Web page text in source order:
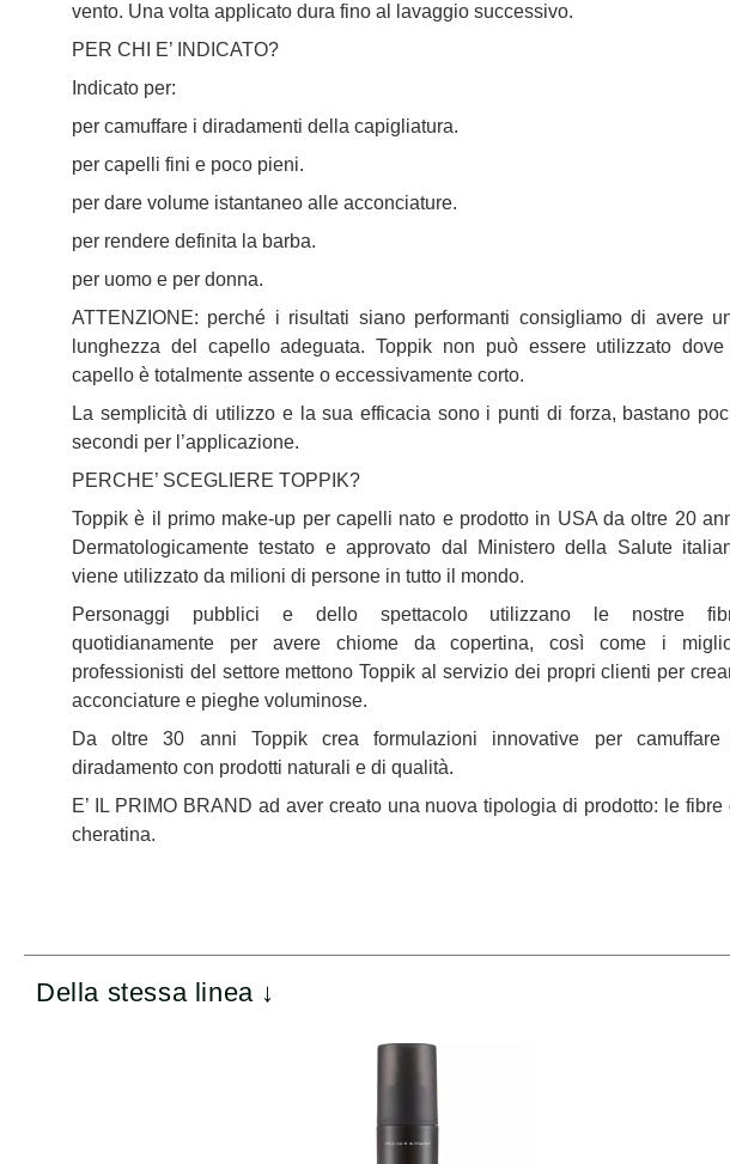
vento. Una volta applicato dura fino al lavaggio successivo.
PER CHI E’ INDICATO?
Indicato per:
per camuffare i diradamenti della capigliatura.
per capelli fini e poco pieni.
per dare volume istantaneo alle acconciature.
per rendere definita la barba.
per uomo e per donna.
ATTENZIONE: perché i risultati siano performanti consigliamo di avere
lunghezza del capello adeguata. Toppik non può essere utilizzato dove
capello è totalmente assente o eccessivamente corto.
La semplicità di utilizzo e la sua efficacia sono i punti di forza, bastano
secondi per l’applicazione.
PERCHE’ SCEGLIERE TOPPIK?
Toppik è il primo make-up per capelli nato e prodotto in USA da oltre 20
Dermatologicamente testato e approvato dal Ministero della Salute
viene utilizzato da milioni di persone in tutto il mondo.
Personaggi pubblici e dello spettacolo utilizzano le nostre
quotidianamente per avere chiome da copertina, così come i
professionisti del settore mettono Toppik al servizio dei propri clienti per
acconciature e pieghe voluminose.
Da oltre 30 anni Toppik crea formulazioni innovative per camuffare
diradamento con prodotti naturali e di qualità.
E’ IL PRIMO BRAND ad aver creato una nuova tipologia di prodotto: le fibre
cheratina.
Della stessa linea ↓